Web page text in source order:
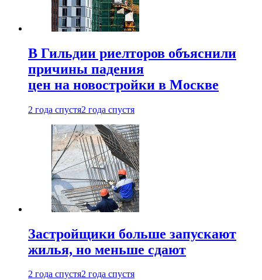
В Гильдии риелторов объяснили
причины падения
цен на новостройки в Москве
2 года спустя2 года спустя
Застройщики больше запускают
жилья, но меньше сдают
2 года спустя2 года спустя